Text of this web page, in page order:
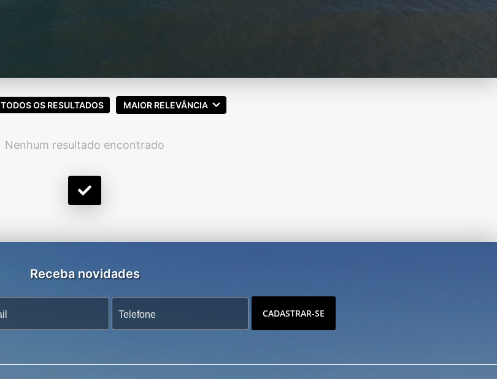
TODOS OS RESULTADOS MAIOR RELEVÂNCIA
Nenhum resultado encontrado
Receba novidades
CADASTRAR-SE